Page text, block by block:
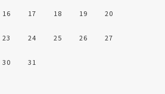
16 17 18 19 20
23 24 25 26 27
30 31